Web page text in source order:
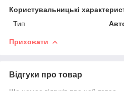
Користувальницькі
Тип
Приховати
Відгуки про товар